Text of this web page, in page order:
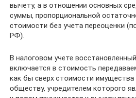
вычету, а в отношении основных
суммы, пропорциональной
стоимости без учета переоценки
РФ).
В налоговом учете
включается в стоимость
как бы сверх стоимости имущества
обществу, учредителем которого